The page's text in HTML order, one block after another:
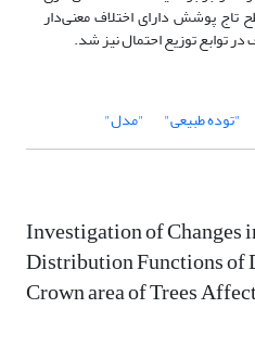
تاج پوشش دارای اختلاف معنی‌دار
توابع توزیع احتمال نیز شد.
"توده طبیعی" "مدل"
Investigation of
Distribution Functions of
Crown area of Trees